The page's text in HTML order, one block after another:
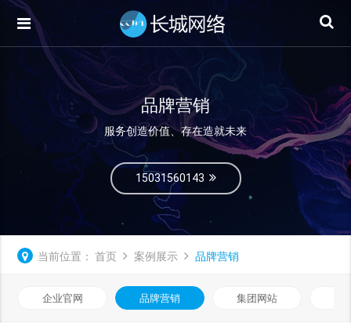
品牌营销
服务创造价值、存在造就未来
15031560143
当前位置： 首页 案例展示 品牌营销
企业官网 品牌营销 集团网站